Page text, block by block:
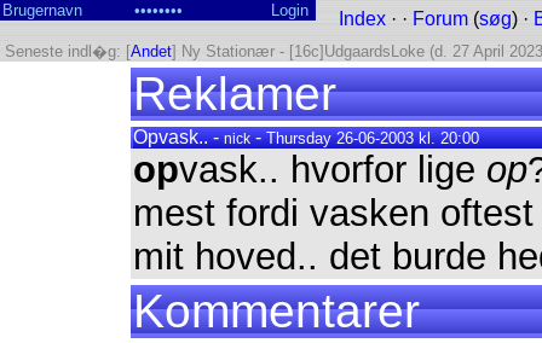
Index · · Forum (søg) ·
Seneste indl�g: [Andet] Ny Stationær - [16c]UdgaardsLoke (d. 27 April
Reklamer
Opvask.. -nick-Thursday 26-06-2003 kl. 20:00
opvask.. hvorfor lige op
mest fordi vasken
mit hoved.. det burde
Kommentarer